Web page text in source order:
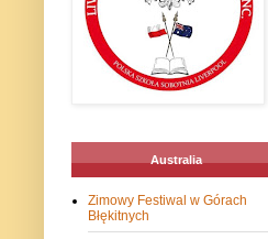
Australia
Zimowy Festiwal w Górach
Błękitnych